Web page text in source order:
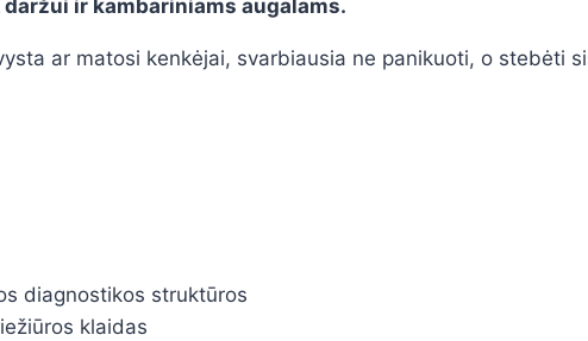
ir kambariniams augalams.
ar matosi kenkėjai, svarbiausia ne panikuoti, o stebėti
diagnostikos struktūros
klaidas